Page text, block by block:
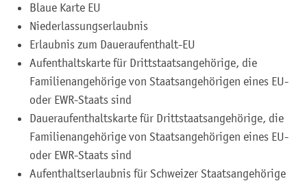
Blaue Karte EU
Niederlassungserlaubnis
Erlaubnis zum Daueraufenthalt-EU
Aufenthaltskarte für Drittstaatsangehörige, die
Familienangehörige von Staatsangehörigen eines EU-
oder EWR-Staats sind
Daueraufenthaltskarte für Drittstaatsangehörige, die
Familienangehörige von Staatsangehörigen eines EU-
oder EWR-Staats sind
Aufenthaltserlaubnis für Schweizer Staatsangehörige